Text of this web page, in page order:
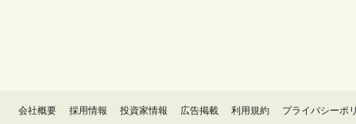
会社概要 採用情報 投資家情報 広告掲載 利用規約 プライバシーポ